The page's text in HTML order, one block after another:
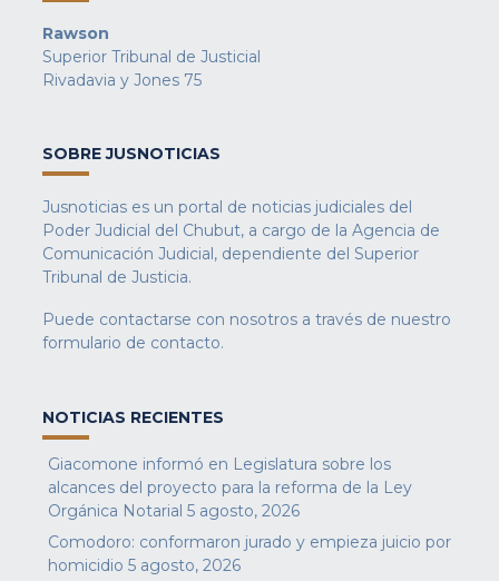
Rawson
Superior Tribunal de Justicial
Rivadavia y Jones 75
SOBRE JUSNOTICIAS
Jusnoticias es un portal de noticias judiciales del
Poder Judicial del Chubut, a cargo de la Agencia de
Comunicación Judicial, dependiente del Superior
Tribunal de Justicia.
Puede contactarse con nosotros a través de nuestro
formulario de contacto.
NOTICIAS RECIENTES
Giacomone informó en Legislatura sobre los
alcances del proyecto para la reforma de la Ley
Orgánica Notarial 5 agosto, 2026
Comodoro: conformaron jurado y empieza juicio por
homicidio 5 agosto, 2026